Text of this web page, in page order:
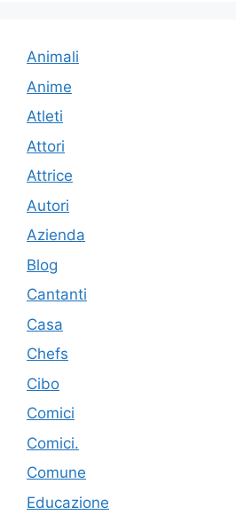
Animali
Anime
Atleti
Attori
Attrice
Autori
Azienda
Blog
Cantanti
Casa
Chefs
Cibo
Comici
Comici.
Comune
Educazione